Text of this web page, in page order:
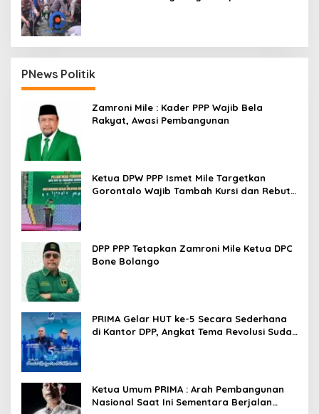
PNews Politik
Zamroni Mile : Kader PPP Wajib Bela
Rakyat, Awasi Pembangunan
Ketua DPW PPP Ismet Mile Targetkan
Gorontalo Wajib Tambah Kursi dan Rebut
DPP PPP Tetapkan Zamroni Mile Ketua DPC
Bone Bolango
PRIMA Gelar HUT ke-5 Secara Sederhana
di Kantor DPP, Angkat Tema Revolusi Sudah
Ketua Umum PRIMA : Arah Pembangunan
Nasional Saat Ini Sementara Berjalan